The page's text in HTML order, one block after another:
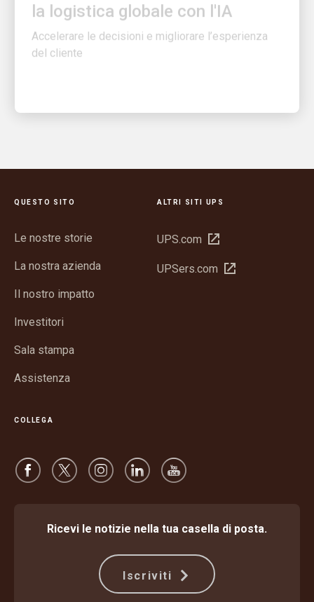
Accelerare le decisioni e migliorare l’esperienza
del cliente
QUESTO SITO
Le nostre storie
La nostra azienda
Il nostro impatto
Investitori
Sala stampa
Assistenza
ALTRI SITI UPS
UPS.com Apri
una
UPSers.com Apri
COLLEGA
Ricevi le notizie nella tua casella di posta.
Iscriviti